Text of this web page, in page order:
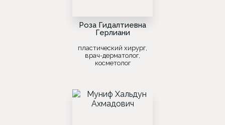
Роза Гидалтиевна
Герлиани
пластический хирург,
врач-дерматолог,
косметолог